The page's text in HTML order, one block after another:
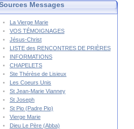
Messages
La Vierge Marie
VOS TÉMOIGNAGES
Jésus-Christ
LISTE des RENCONTRES DE PRIÈRES
INFORMATIONS
CHAPELETS
Ste Thérèse de Lisieux
Les Coeurs Unis
St Jean-Marie Vianney
St Joseph
St Pio (Padre Pio)
Vierge Marie
Dieu Le Père (Abba)